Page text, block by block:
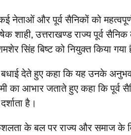
नेताओं और पूर्व सैनिकों को
शाही, उत्तराखण्ड राज्य पूर्व
सिंह बिष्ट को नियुक्त किया गया
बधाई देते हुए कहा कि यह उनके
का आभार जताते हुए कहा कि पूर्व
है।
के बल पर राज्य और समाज के
सही जानकारी देना
नैनीताल लाइव डेस्क June 3,